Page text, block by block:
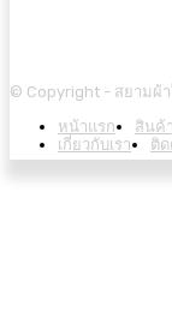
© Copyright - สยามผ้า
หน้าแรก
สินค้
เกี่ยวกับเรา
ติด